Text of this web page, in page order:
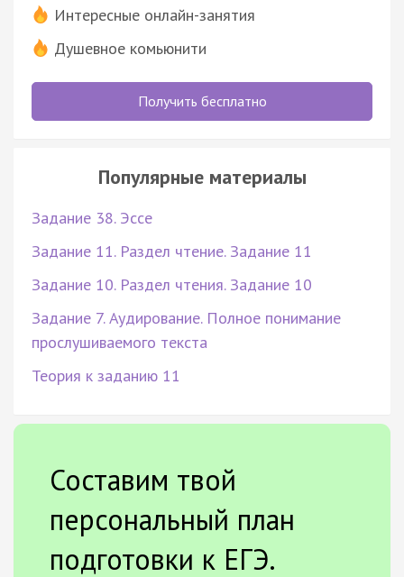
Интересные онлайн-занятия
Душевное комьюнити
Получить бесплатно
Популярные материалы
Задание 38. Эссе
Задание 11. Раздел чтение. Задание 11
Задание 10. Раздел чтения. Задание 10
Задание 7. Аудирование. Полное понимание
прослушиваемого текста
Теория к заданию 11
Составим твой
персональный план
подготовки к ЕГЭ.